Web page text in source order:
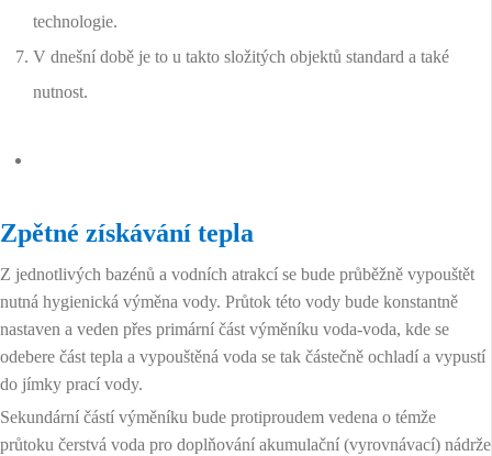
technologie.
V dnešní době je to u takto složitých objektů standard a také
nutnost.
Zpětné získávání tepla
Z jednotlivých bazénů a vodních atrakcí se bude průběžně vypouštět
nutná hygienická výměna vody. Průtok této vody bude konstantně
nastaven a veden přes primární část výměníku voda-voda, kde se
odebere část tepla a vypouštěná voda se tak částečně ochladí a vypustí
do jímky prací vody.
Sekundární částí výměníku bude protiproudem vedena o témže
průtoku čerstvá voda pro doplňování akumulační (vyrovnávací) nádrže